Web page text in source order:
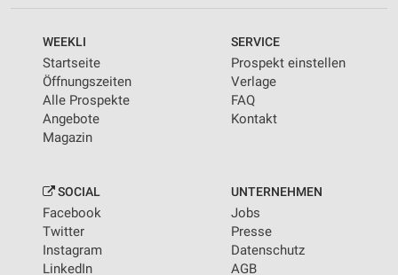
WEEKLI
Startseite
Öffnungszeiten
Alle Prospekte
Angebote
Magazin
SERVICE
Prospekt einstellen
Verlage
FAQ
Kontakt
SOCIAL
Facebook
Twitter
Instagram
LinkedIn
UNTERNEHMEN
Jobs
Presse
Datenschutz
AGB